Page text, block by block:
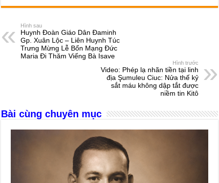
c
e
b
o
ss
e
n
g
at
s
A
p
e
a
d
s
er ail ar
Hình sau
Huynh Đoàn Giáo Dân Đaminh
Gp. Xuân Lộc – Liên Huynh Túc
Trưng Mừng Lễ Bổn Mạng Đức
Maria Đi Thăm Viếng Bà Isave
Hình trước
Video: Phép lạ nhãn tiền tại linh
địa Şumuleu Ciuc: Nửa thế kỷ
sắt máu không dập tắt được
niềm tin Kitô
Bài cùng chuyên mục